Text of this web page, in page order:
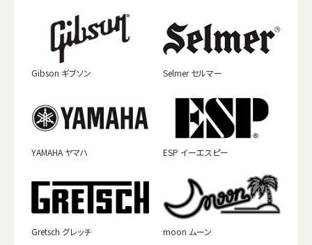
Gibson ギブソン Selmer セルマー
YAMAHA ヤマハ ESP イーエスピー
Gretsch グレッチ moon ムーン